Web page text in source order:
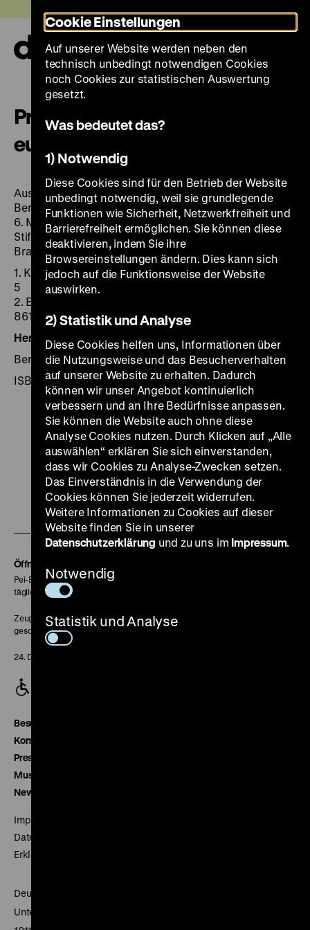
zum
Seiteninhalt
springen
Preußen 1701 – eine
europäische Geschichte
Ausstellung Deutsches Historisches Museum,
BerlinCharlottenburg, Große Orangerie des Schlosses,
6. Mai bis 5. August 2001, in Zusammenarbeit mit der
Stiftung Preußische Schlösser und Gärten Berlin-
Brandenburg
1. Katalog. – 2001. – 350 S.: zahlr. Ill. ISBN 3-86102-114-
5
2. Essays. – 2001. – 411 S.: Ill., graph. Darst. ISBN 3-
86102-115-3
Herausgegeben von:
Red.: Franziska Windt ...
Berlin 2001
ISBN 3-86102-114-5
Zu
unserer
Instagram
Seite
Zu
unserer
YouTube
Seite
Zu
unserer
Facebook
Seite
Zu
unserer
LinkedIn
Zu
Zu
unserer
Soundcloud
Öffnungszeiten
Pei-Bau:
täglich 10-18 Uhr
Zeughaus:
geschlossen
24. Dezember geschlossen
Besucherservice
Kontakt
Presse
Museumsverein
Newsletter
Impressum
Datenschutz
Erklärung digitale Barrierefreiheit
Deutsches Historisches Museum
Unter den Linden 2
Cookie Einstellungen
Auf unserer Website werden neben den
technisch unbedingt notwendigen Cookies
noch Cookies zur statistischen Auswertung
gesetzt.
Was bedeutet das?
1) Notwendig
Diese Cookies sind für den Betrieb der Website
unbedingt notwendig, weil sie grundlegende
Funktionen wie Sicherheit, Netzwerkfreiheit und
Barrierefreiheit ermöglichen. Sie können diese
deaktivieren, indem Sie ihre
Browsereinstellungen ändern. Dies kann sich
jedoch auf die Funktionsweise der Website
auswirken.
2) Statistik und Analyse
Diese Cookies helfen uns, Informationen über
die Nutzungsweise und das Besucherverhalten
auf unserer Website zu erhalten. Dadurch
können wir unser Angebot kontinuierlich
verbessern und an Ihre Bedürfnisse anpassen.
Sie können die Website auch ohne diese
Analyse Cookies nutzen. Durch Klicken auf „Alle
auswählen“ erklären Sie sich einverstanden,
dass wir Cookies zu Analyse-Zwecken setzen.
Das Einverständnis in die Verwendung der
Cookies können Sie jederzeit widerrufen.
Weitere Informationen zu Cookies auf dieser
Website finden Sie in unserer
Datenschutzerklärung und zu uns im Impressum.
Notwendig
Statistik und Analyse